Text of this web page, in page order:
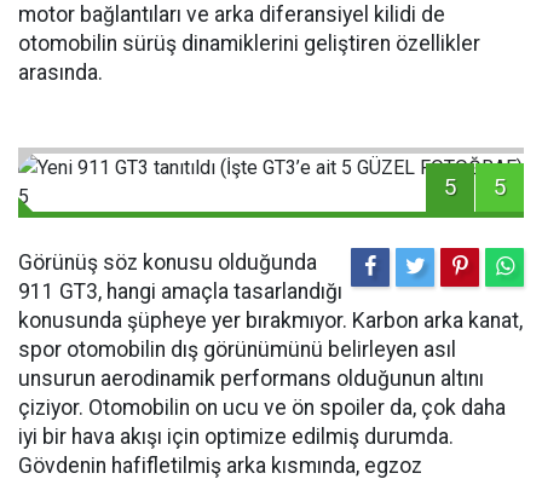
motor bağlantıları ve arka diferansiyel kilidi de
otomobilin sürüş dinamiklerini geliştiren özellikler
arasında.
5 5
Görünüş söz konusu olduğunda
911 GT3, hangi amaçla tasarlandığı
konusunda şüpheye yer bırakmıyor. Karbon arka kanat,
spor otomobilin dış görünümünü belirleyen asıl
unsurun aerodinamik performans olduğunun altını
çiziyor. Otomobilin on ucu ve ön spoiler da, çok daha
iyi bir hava akışı için optimize edilmiş durumda.
Gövdenin hafifletilmiş arka kısmında, egzoz